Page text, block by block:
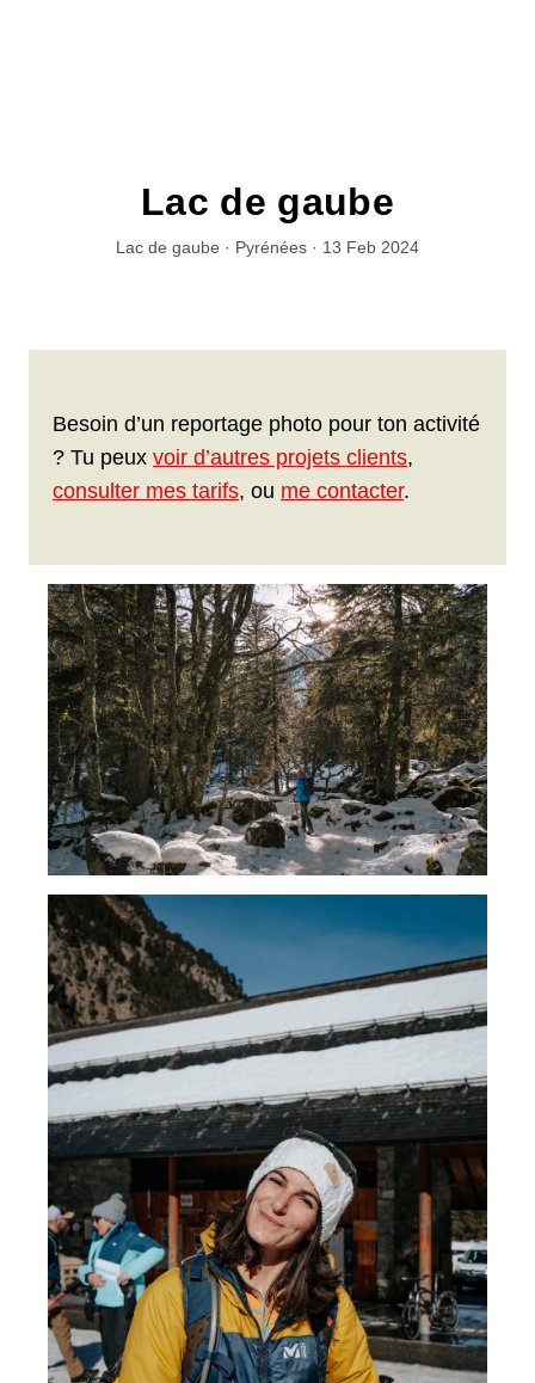
Lac de gaube
Lac de gaube · Pyrénées · 13 Feb 2024
Besoin d’un reportage photo pour ton activité
? Tu peux voir d’autres projets clients,
consulter mes tarifs, ou me contacter.